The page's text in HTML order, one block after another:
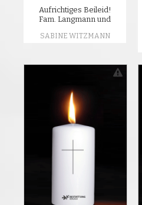
Aufrichtiges Beileid!
Fam. Langmann und
SABINE WITZMANN